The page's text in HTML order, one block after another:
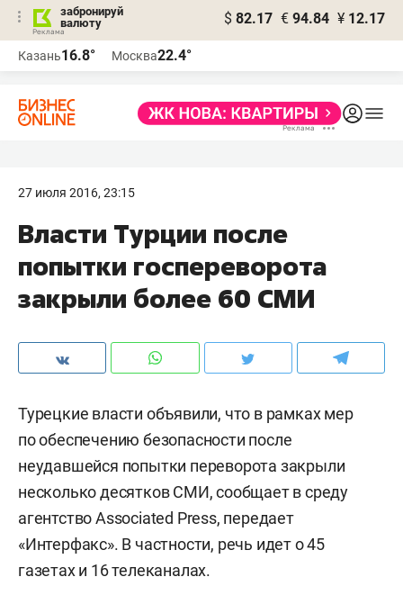
забронируй
валюту
$ 82.17 € 94.84 ¥ 12.17
Казань16.8° Москва22.4°
27 июля 2016, 23:15
Власти Турции после
попытки госпереворота
закрыли более 60 СМИ
Турецкие власти объявили, что в рамках мер
по обеспечению безопасности после
неудавшейся попытки переворота закрыли
несколько десятков СМИ, сообщает в среду
агентство Associated Press, передает
«Интерфакс». В частности, речь идет о 45
газетах и 16 телеканалах.